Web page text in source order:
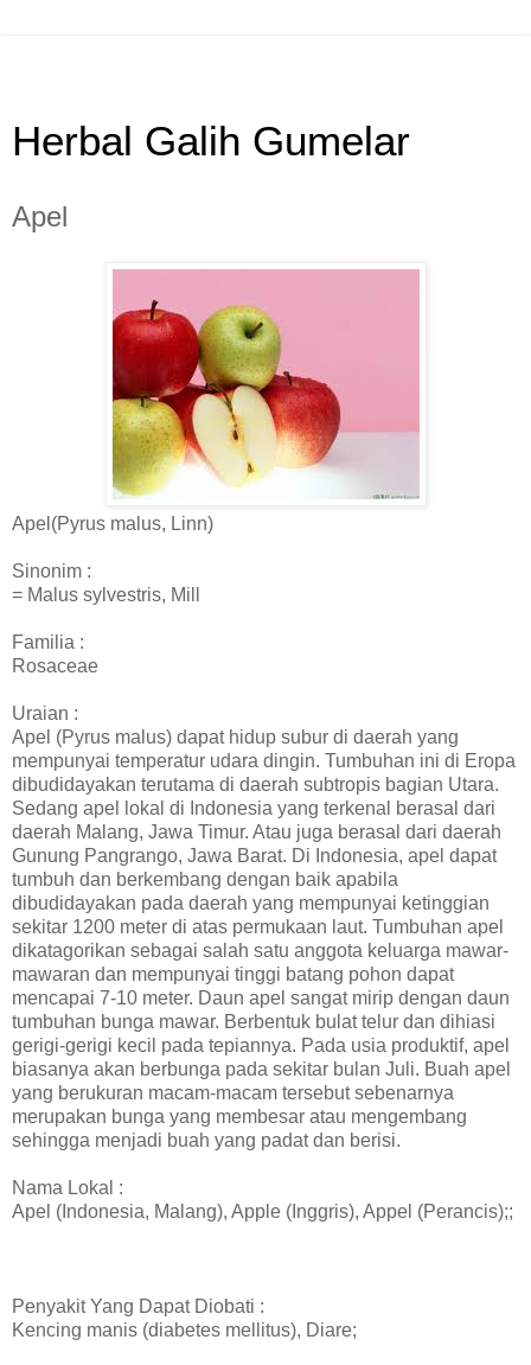
Herbal Galih Gumelar
Apel
Apel(Pyrus malus, Linn)
Sinonim :
= Malus sylvestris, Mill
Familia :
Rosaceae
Uraian :
Apel (Pyrus malus) dapat hidup subur di daerah yang
mempunyai temperatur udara dingin. Tumbuhan ini di Eropa
dibudidayakan terutama di daerah subtropis bagian Utara.
Sedang apel lokal di Indonesia yang terkenal berasal dari
daerah Malang, Jawa Timur. Atau juga berasal dari daerah
Gunung Pangrango, Jawa Barat. Di Indonesia, apel dapat
tumbuh dan berkembang dengan baik apabila
dibudidayakan pada daerah yang mempunyai ketinggian
sekitar 1200 meter di atas permukaan laut. Tumbuhan apel
dikatagorikan sebagai salah satu anggota keluarga mawar-
mawaran dan mempunyai tinggi batang pohon dapat
mencapai 7-10 meter. Daun apel sangat mirip dengan daun
tumbuhan bunga mawar. Berbentuk bulat telur dan dihiasi
gerigi-gerigi kecil pada tepiannya. Pada usia produktif, apel
biasanya akan berbunga pada sekitar bulan Juli. Buah apel
yang berukuran macam-macam tersebut sebenarnya
merupakan bunga yang membesar atau mengembang
sehingga menjadi buah yang padat dan berisi.
Nama Lokal :
Apel (Indonesia, Malang), Apple (Inggris), Appel (Perancis);;
Penyakit Yang Dapat Diobati :
Kencing manis (diabetes mellitus), Diare;